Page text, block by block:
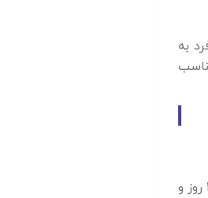
به
دوره کمون بیماری بسته به راه انتقال آن می تواند متفاوت باشد. در صورت انتقال از راه گزش پشه آلوده علائم معمولا بین 1 تا 3 روز و